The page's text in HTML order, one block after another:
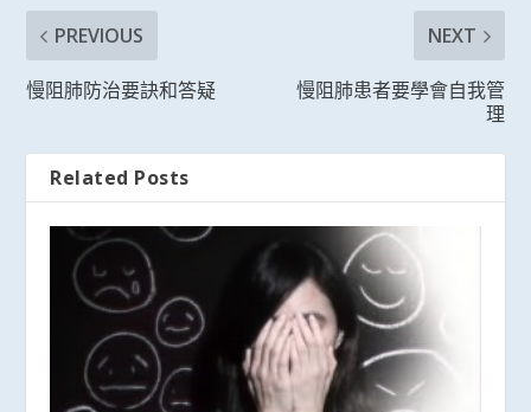
PREVIOUS
慢阻肺防治要訣和答疑
NEXT
慢阻肺患者要學會自我管
理
Related Posts